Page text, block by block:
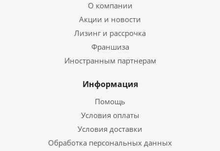
О компании
Акции и новости
Лизинг и рассрочка
Франшиза
Иностранным партнерам
Информация
Помощь
Условия оплаты
Условия доставки
Обработка персональных данных